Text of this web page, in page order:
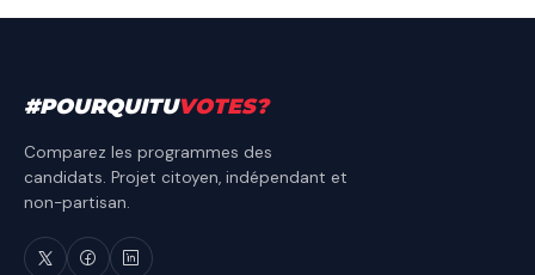
#POURQUITUVOTES?
Comparez les programmes des
candidats. Projet citoyen, indépendant et
non-partisan.